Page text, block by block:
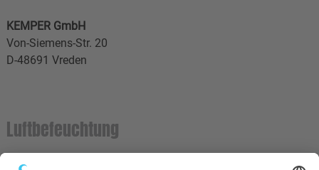
KEMPER GmbH
Von-Siemens-Str. 20
D-48691 Vreden
Luftbefeuchtung
Die fehlende Luftbefeuchtung verursacht jährlich Schäden in